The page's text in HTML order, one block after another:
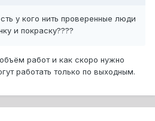
у кого нить проверенные люди
и покраску????
работ и как скоро нужно
работать только по выходным.